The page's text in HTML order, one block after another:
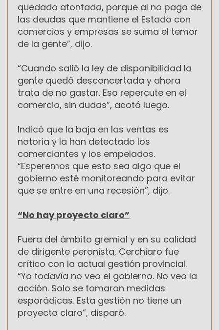
quedado atontada, porque al no pago de
las deudas que mantiene el Estado con
comercios y empresas se suma el temor
de la gente”, dijo.
“Cuando salió la ley de disponibilidad la
gente quedó desconcertada y ahora
trata de no gastar. Eso repercute en el
comercio, sin dudas”, acotó luego.
Indicó que la baja en las ventas es
notoria y la han detectado los
comerciantes y los empelados.
“Esperemos que esto sea algo que el
gobierno esté monitoreando para evitar
que se entre en una recesión”, dijo.
“No hay proyecto claro”
Fuera del ámbito gremial y en su calidad
de dirigente peronista, Cerchiaro fue
crítico con la actual gestión provincial.
“Yo todavía no veo el gobierno. No veo la
acción. Solo se tomaron medidas
esporádicas. Esta gestión no tiene un
proyecto claro”, disparó.